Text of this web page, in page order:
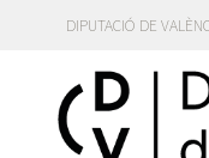
DIPUTACIÓ DE